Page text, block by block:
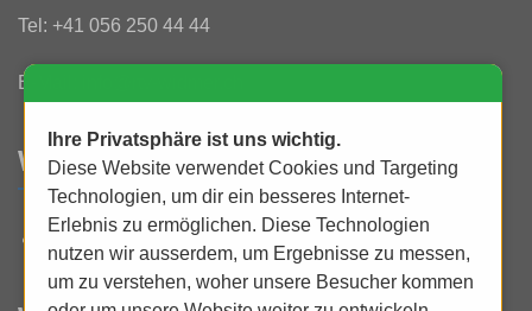
Tel: +41 056 250 44 44
E-Mail:
WAS IST NEU?
UHD 4K bei uns erleben und staunen!
Ihre Privatsphäre ist uns wichtig.
Diese Website verwendet Cookies und Targeting
Technologien, um dir ein besseres Internet-
Erlebnis zu ermöglichen. Diese Technologien
nutzen wir ausserdem, um Ergebnisse zu messen,
um zu verstehen, woher unsere Besucher kommen